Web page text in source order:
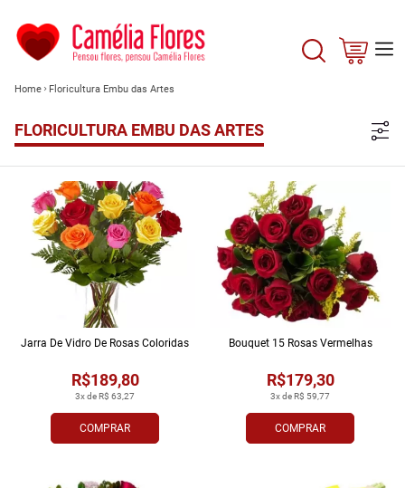
Home Floricultura Embu das Artes
FLORICULTURA EMBU DAS ARTES
COMPRAR
3x de R$ 63,27
R$189,80
Jarra De Vidro De Rosas Coloridas
COMPRAR
3x de R$ 59,77
R$179,30
Bouquet 15 Rosas Vermelhas